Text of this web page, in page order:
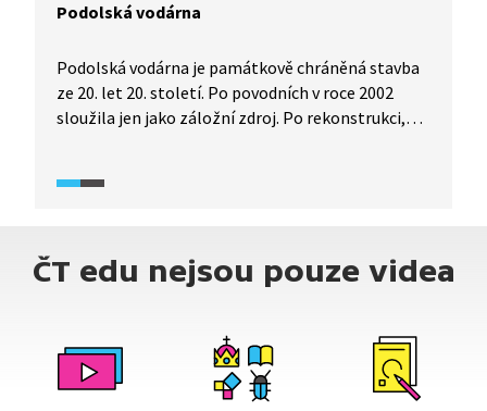
Podolská vodárna
Podolská vodárna je památkově chráněná stavba
ze 20. let 20. století. Po povodních v roce 2002
sloužila jen jako záložní zdroj. Po rekonstrukci,
vodu z Vltavy do vodovodní sítě.
ČT edu nejsou pouze videa